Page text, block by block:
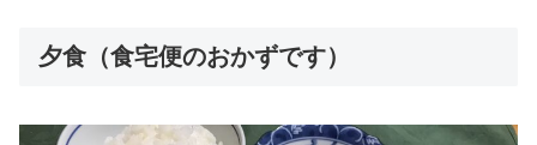
夕食（食宅便のおかずです）